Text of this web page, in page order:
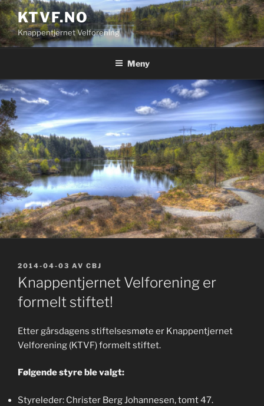
Gå
til
innhold
KTVF.NO
Knappentjernet Velforening
Meny
PUBLISERT
2014-04-03 AV CBJ
Knappentjernet Velforening er
formelt stiftet!
Etter gårsdagens stiftelsesmøte er Knappentjernet
Velforening (KTVF) formelt stiftet.
Følgende styre ble valgt:
Styreleder: Christer Berg Johannesen, tomt 47.